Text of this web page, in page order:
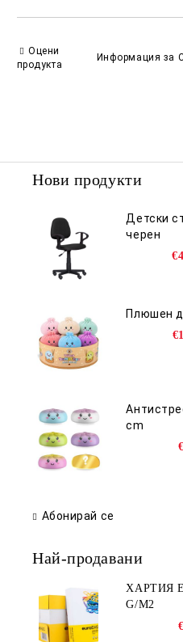
Оцени
продукта
Информация за
Нови продукти
Детски
черен
Плюшен
cm
Абонирай се
Най-продавани
ХАРТИЯ
G/M2